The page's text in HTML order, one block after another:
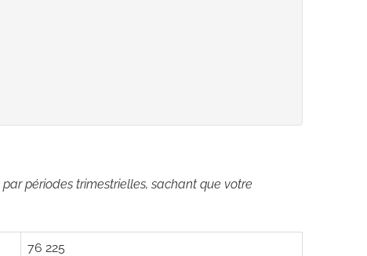
périodes trimestrielles, sachant que votre
76 225